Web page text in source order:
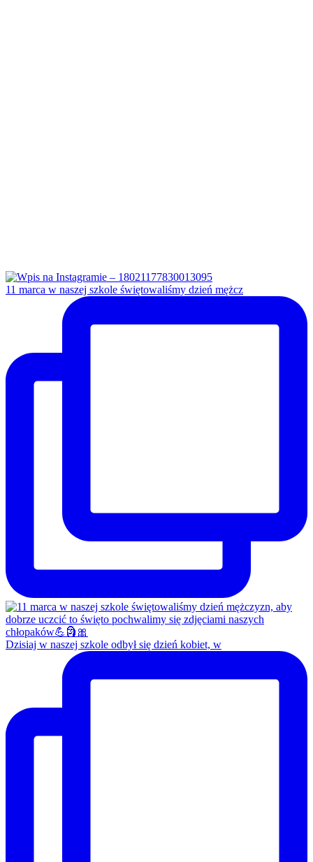
11 marca w naszej szkole świętowaliśmy dzień mężcz
Dzisiaj w naszej szkole odbył się dzień kobiet, w